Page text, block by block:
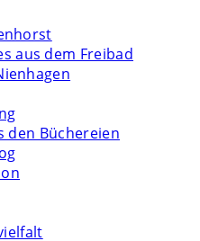
aus dem Freibad
den Büchereien